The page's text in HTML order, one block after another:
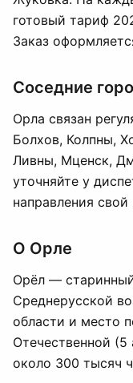
готовый тариф
Заказ
Соседние
Орла связан
Болхов, Колпны,
Ливны, Мценск,
уточняйте у
направления свой
О Орле
Орёл —
Среднерусской
области и место
Отечественной (5
около 300 тысяч